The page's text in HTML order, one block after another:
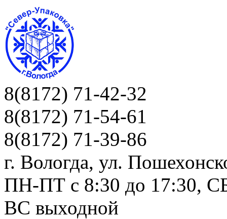
8(8172) 71-42-32
8(8172) 71-54-61
8(8172) 71-39-86
г. Вологда, ул.
ПН-ПТ c 8:30 до 17:30,
ВС выходной